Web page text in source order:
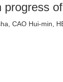
progress
CAO Hui-min,